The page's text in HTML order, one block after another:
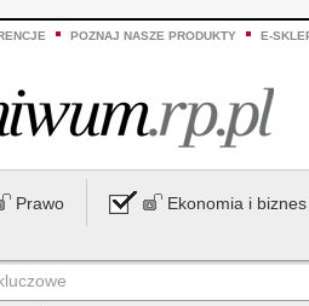
POZNAJ NASZE PRODUKTY E-
Prawo Ekonomia i biznes